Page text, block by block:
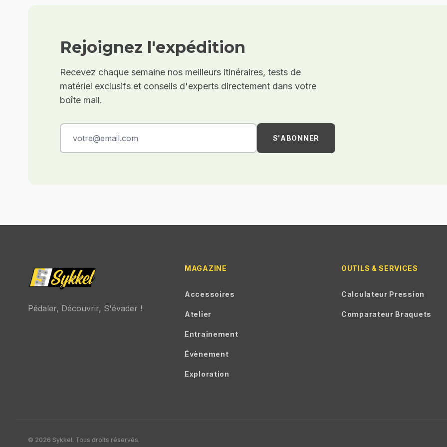
Rejoignez l'expédition
Recevez chaque semaine nos meilleurs itinéraires, tests de
matériel exclusifs et conseils d'experts directement dans votre
boîte mail.
S'ABONNER
Pédaler, Découvrir, S'évader !
MAGAZINE
Accessoires
Atelier
Entrainement
Évènement
Exploration
OUTILS & SERVICES
Calculateur Pression
Comparateur Braquets
© 2026 Sykkel. Tous droits réservés.